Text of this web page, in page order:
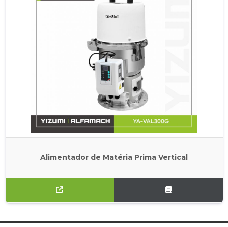
Alimentador de Matéria Prima Vertical